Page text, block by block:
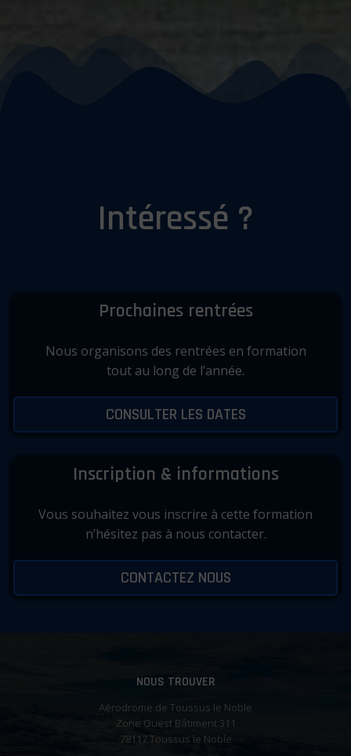
Intéressé ?
Prochaines rentrées
Nous organisons des rentrées en formation
tout au long de l’année.
CONSULTER LES DATES
Inscription & informations
Vous souhaitez vous inscrire à cette formation
n’hésitez pas à nous contacter.
CONTACTEZ NOUS
NOUS TROUVER
Aérodrome de Toussus le Noble
Zone Ouest Bâtiment 311
78117 Toussus le Noble